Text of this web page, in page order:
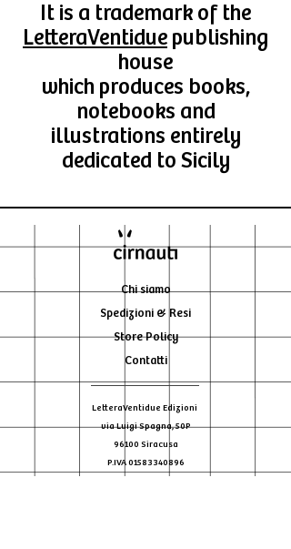
It is a trademark of the
LetteraVentidue publishing
house
which produces books,
notebooks and
illustrations entirely
dedicated to Sicily
Chi siamo
Spedizioni & Resi
Store Policy
Contatti
LetteraVentidue Edizioni
via Luigi Spagna, 50P
96100 Siracusa
P.IVA01583340896